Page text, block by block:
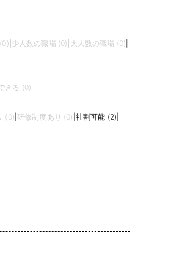
少人数の職場 (0) 大人数の職場 (0)
きる (0)
(0) 研修制度あり (0) 社割可能 (2)